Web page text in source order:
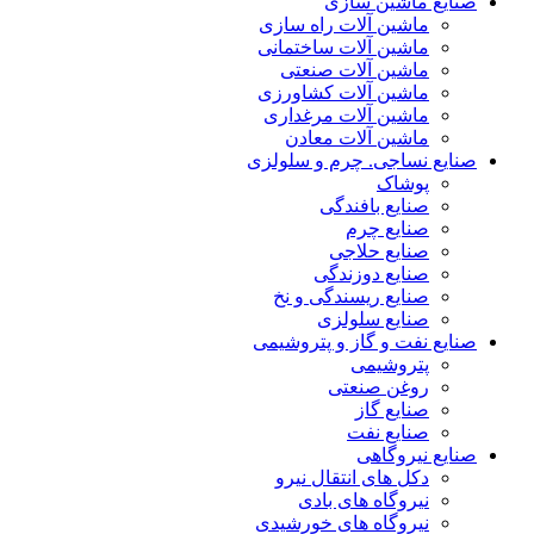
ماشین آلات راه سازی
ماشین آلات ساختمانی
ماشین آلات صنعتی
ماشین آلات کشاورزی
ماشین آلات مرغداری
ماشین آلات معادن
صنایع نساجی. چرم و سلولزی
پوشاک
صنایع بافندگی
صنایع چرم
صنایع حلاجی
صنایع دوزندگی
صنایع ریسندگی و نخ
صنایع سلولزی
صنایع نفت و گاز و پتروشیمی
پتروشیمی
روغن صنعتی
صنایع گاز
صنایع نفت
صنایع نیروگاهی
دکل های انتقال نیرو
نیروگاه های بادی
نیروگاه های خورشیدی